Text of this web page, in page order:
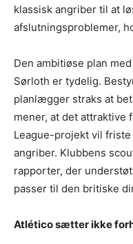
klassisk angriber til at
afslutningsproblemer,
Den ambitiøse plan
Sørloth er tydelig.
planlægger straks at
mener, at det attraktive
League-projekt vil
angriber. Klubbens
rapporter, der
passer til den britiske
Atlético sætter ikke